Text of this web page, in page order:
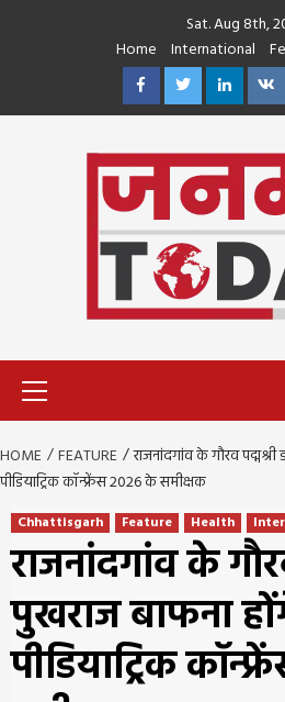
Sat. Aug 8th,
Home
International
FacebookTwitterLinkedin
VK
HOME FEATURE
राजनांदगांव के गौरव
पीडियाट्रिक कॉन्फ्रेंस 2026 के समीक्षक
Chhattisgarh Feature Health
राजनांदगांव के
पुखराज बाफना
पीडियाट्रिक